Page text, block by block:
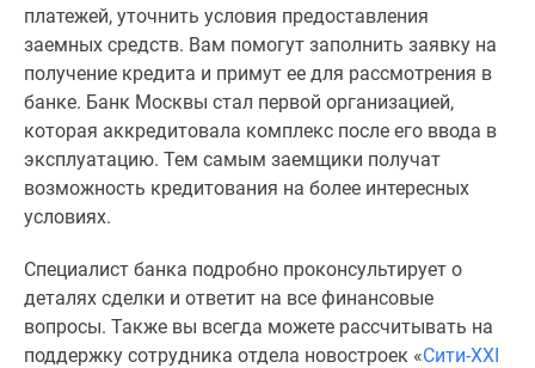
застройщики
Панорамы
новостроек
Видеообзор
новостроек
Экспертиза
новостроек
Экология
Подмосковья
Студии
платежей, уточнить условия предоставления
заемных средств. Вам помогут заполнить заявку на
получение кредита и примут ее для рассмотрения в
банке. Банк Москвы стал первой организацией,
которая аккредитовала комплекс после его ввода в
эксплуатацию. Тем самым заемщики получат
возможность кредитования на более интересных
условиях.
Специалист банка подробно проконсультирует о
деталях сделки и ответит на все финансовые
вопросы. Также вы всегда можете рассчитывать на
поддержку сотрудника отдела новостроек «Сити-XXI